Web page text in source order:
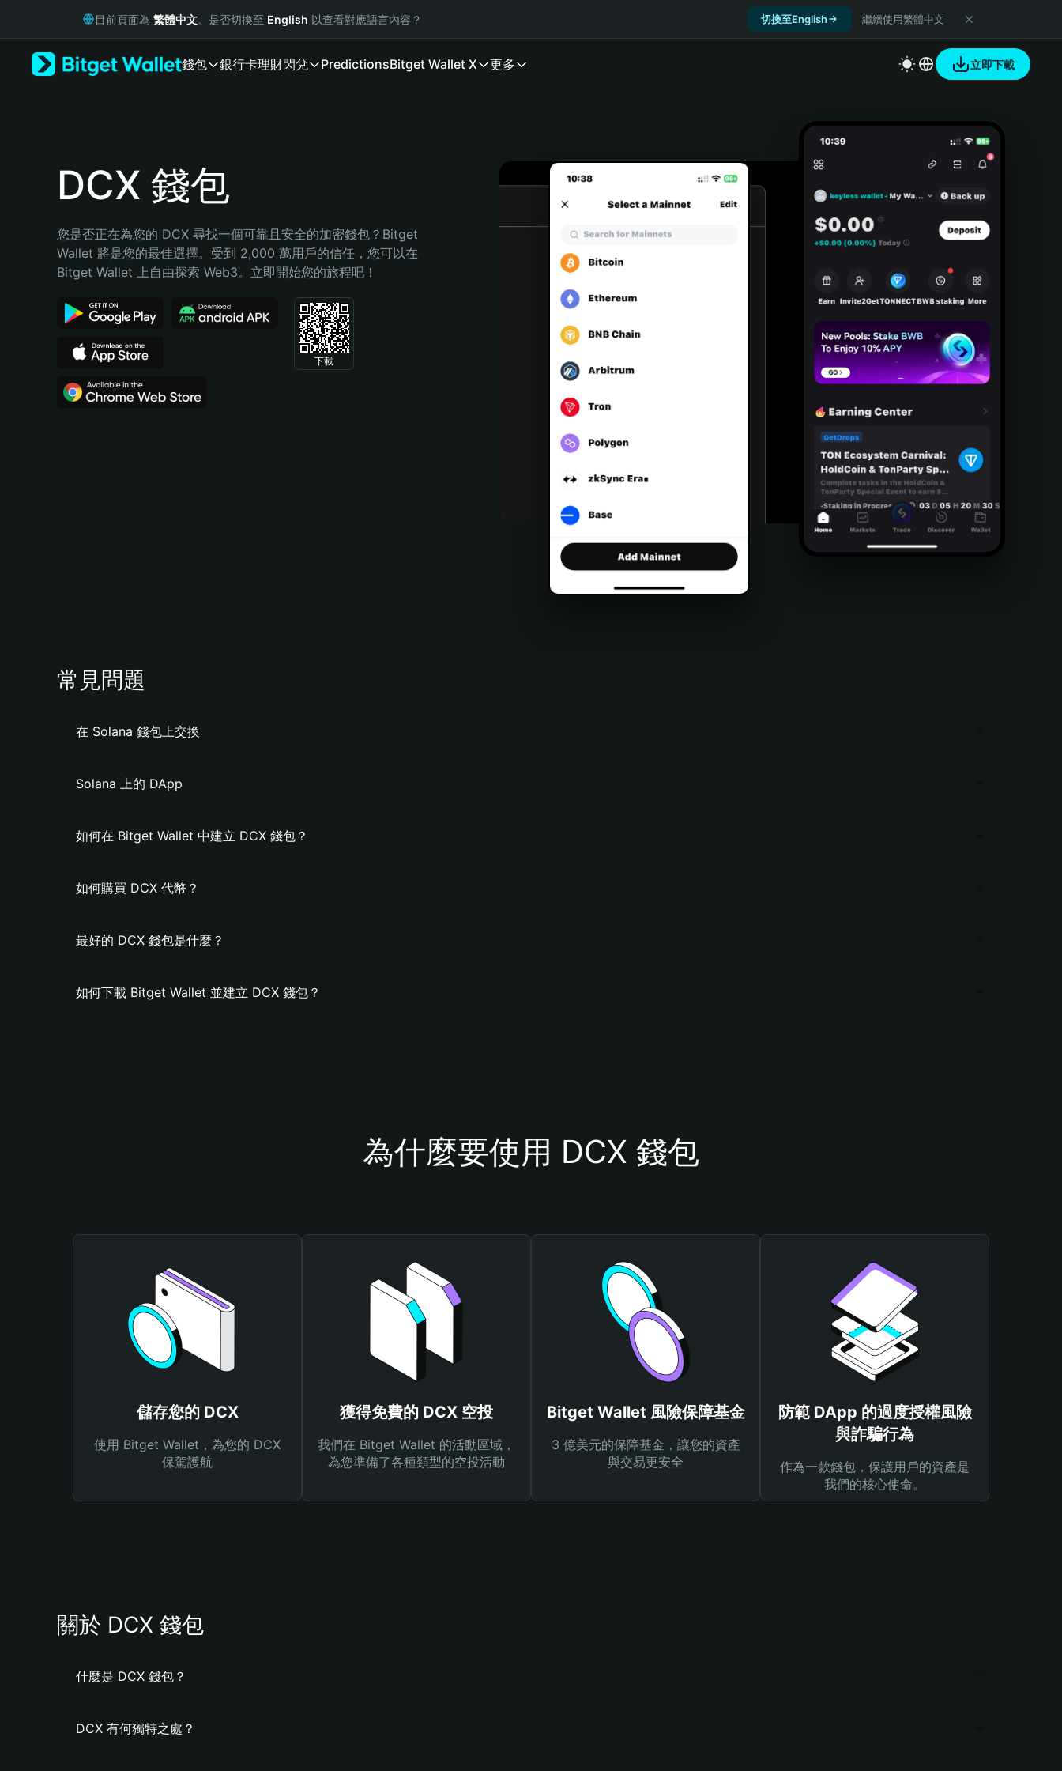
Русский
Bahasa Indonesia
Español (Argentina)
目前頁面為 繁體中文。是否切換至 English 以查看對應語言內容？ 切換至English 繼續使用繁體中文
錢包 銀行卡理財閃兌 PredictionsBitget Wallet X 更多 立即下載
DCX 錢包
您是否正在為您的 DCX 尋找一個可靠且安全的加密錢包？Bitget
Wallet 將是您的最佳選擇。受到 2,000 萬用戶的信任，您可以在
Bitget Wallet 上自由探索 Web3。立即開始您的旅程吧！
下載
常見問題
在 Solana 錢包上交換
Solana 上的 DApp
如何在 Bitget Wallet 中建立 DCX 錢包？
如何購買 DCX 代幣？
最好的 DCX 錢包是什麼？
如何下載 Bitget Wallet 並建立 DCX 錢包？
為什麼要使用 DCX 錢包
儲存您的 DCX
使用 Bitget Wallet，為您的 DCX
保駕護航
獲得免費的 DCX 空投
我們在 Bitget Wallet 的活動區域，
為您準備了各種類型的空投活動
Bitget Wallet 風險保障基金
3 億美元的保障基金，讓您的資產
與交易更安全
防範 DApp 的過度授權風險
與詐騙行為
作為一款錢包，保護用戶的資產是
我們的核心使命。
關於 DCX 錢包
什麼是 DCX 錢包？
DCX 有何獨特之處？